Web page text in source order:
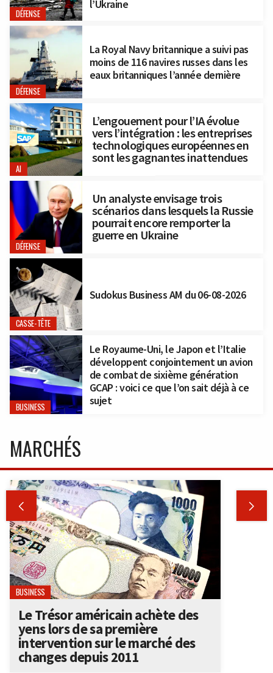
DÉFENSE
l’Ukraine
DÉFENSE
La Royal Navy britannique a suivi pas
moins de 116 navires russes dans les
eaux britanniques l’année dernière
AI
L’engouement pour l’IA évolue
vers l’intégration : les entreprises
technologiques européennes en
sont les gagnantes inattendues
DÉFENSE
Un analyste envisage trois
scénarios dans lesquels la Russie
pourrait encore remporter la
guerre en Ukraine
CASSE-TÊTE
Sudokus Business AM du 06-08-2026
BUSINESS
Le Royaume-Uni, le Japon et l’Italie
développent conjointement un avion
de combat de sixième génération
GCAP : voici ce que l’on sait déjà à ce
sujet
MARCHÉS
 
BUSINESS
Le Trésor américain achète des
yens lors de sa première
intervention sur le marché des
changes depuis 2011